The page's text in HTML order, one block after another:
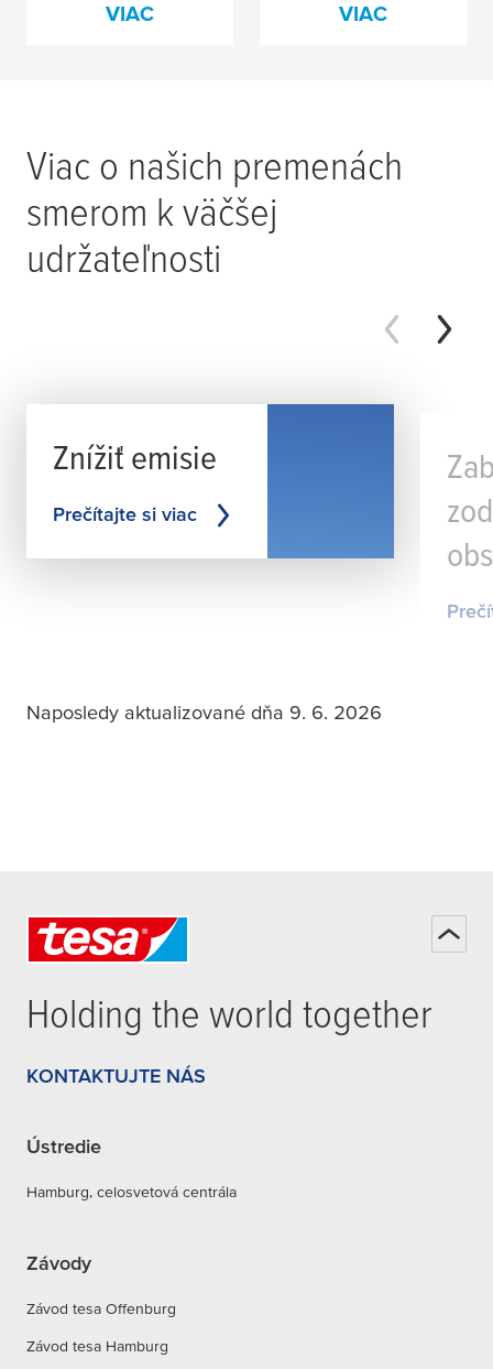
VIAC
VIAC
Viac o našich premenách
smerom k väčšej
udržateľnosti
Znížiť emisie
Prečítajte si viac
Naposledy aktualizované dňa 9. 6. 2026
Holding the world together
KONTAKTUJTE NÁS
Ústredie
Hamburg, celosvetová centrála
Závody
Závod tesa Offenburg
Závod tesa Hamburg